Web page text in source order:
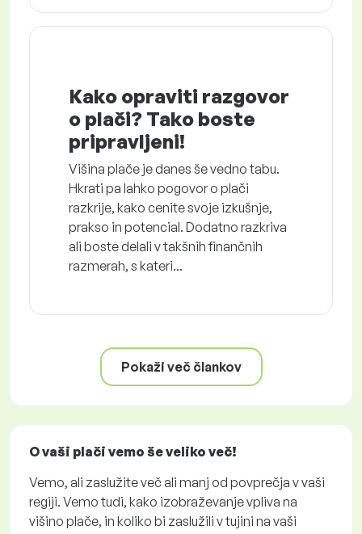
Kako opraviti razgovor
o plači? Tako boste
pripravljeni!
Višina plače je danes še vedno tabu.
Hkrati pa lahko pogovor o plači
razkrije, kako cenite svoje izkušnje,
prakso in potencial. Dodatno razkriva
ali boste delali v takšnih finančnih
razmerah, s kateri...
Pokaži več člankov
O vaši plači vemo še veliko več!
Vemo, ali zaslužite več ali manj od povprečja v vaši
regiji. Vemo tudi, kako izobraževanje vpliva na
višino plače, in koliko bi zaslužili v tujini na vaši